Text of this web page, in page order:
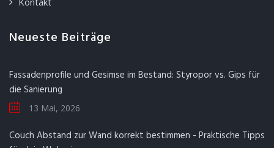
Neueste Beiträge
Fassadenprofile und Gesimse im Bestand: Styropor vs. Gips für
die Sanierung
13 Mai, 2026
Couch Abstand zur Wand korrekt bestimmen - Praktische Tipps